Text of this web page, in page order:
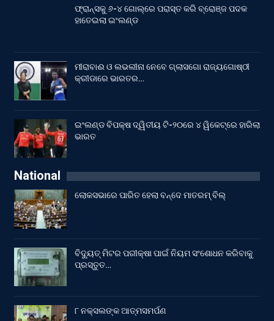
ଫ୍ରାନ୍ସକୁ ୬-୪ ଗୋଲ୍‌ରେ ପରାସ୍ତ କରି ବ୍ରୋଞ୍ଜ ପଦକ
ହାତେଇଲା ଇଂଲଣ୍ଡ
ମୀରାବାଈ ଓ ଲଭଲୀନା ନେବେ ଗ୍ଲାସଗୋ ରାଜ୍ୟଗୋଷ୍ଠୀ
କ୍ରୀଡାରେ ଭାରତର…
ଇଂଲଣ୍ଡ ବିପକ୍ଷ ଦ୍ୱିତୀୟ ଟି-୨୦ରେ ୪ ୱିକେଟ୍‌ରେ ହାରିଲା
ଭାରତ
National
ଲୋକସଭାରେ ପାରିତ ହେଲା ବନ୍ଦେ ମାତରମ୍‌ ବିଲ୍‌
ବିଦ୍ୟୁତ୍ ମିଟର ପରୀକ୍ଷା ପାଇଁ ନିୟମ ସଂଶୋଧନ କରିବାକୁ
ପ୍ରସ୍ତୁତ…
୮ ନକ୍ସଲଙ୍କ ଆତ୍ମସମର୍ପଣ